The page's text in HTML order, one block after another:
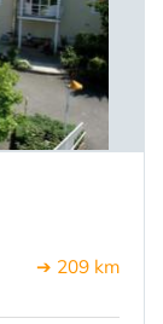
➔ 209 km